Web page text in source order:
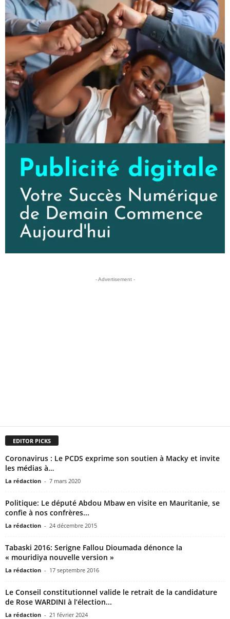
- Advertisement -
EDITOR PICKS
Coronavirus : Le PCDS exprime son soutien à Macky et invite
les médias à…
La rédaction - 7 mars 2020
Politique: Le député Abdou Mbaw en visite en Mauritanie, se
confie à nos confrères...
La rédaction - 24 décembre 2015
Tabaski 2016: Serigne Fallou Dioumada dénonce la
« mouridiya nouvelle version »
La rédaction - 17 septembre 2016
Le Conseil constitutionnel valide le retrait de la candidature
de Rose WARDINI à l’élection...
La rédaction - 21 février 2024